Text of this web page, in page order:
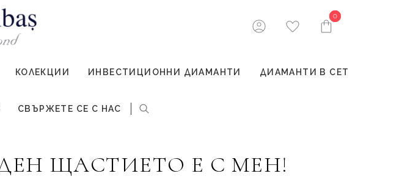
0
0
КОЛЕКЦИИ ИНВЕСТИЦИОННИ ДИАМАНТИ ДИАМАНТИ В СЕТ
СВЪРЖЕТЕ СЕ С НАС
ЩАСТИЕТО Е С МЕН!